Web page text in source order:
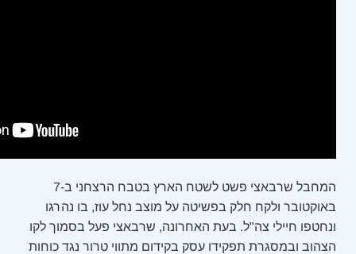
המחבל שרבאצי פשט לשטח הארץ בטבח הרצחני ב-7
על מוצב נחל עוז, בו נהרגו
האחרונה, שרבאצי פעל בסמוך לקו
בקידום מתווי טרור נגד כוחות